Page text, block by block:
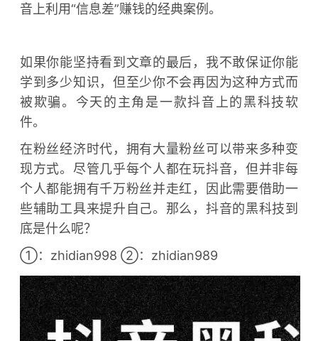
音上利用“信息差”赚钱的经典案例。
如果你能坚持看到文章的最后，我不敢保证你能
学到多少知识，但至少你不会再因为这种方式而
被欺骗。今天的主角是一款抖音上的黑科技软
件。
在粉丝经济时代，拥有大量粉丝可以带来多种变
现方式。尽管几乎每个人都在玩抖音，但并非每
个人都能拥有千万粉丝并走红，因此需要借助一
些辅助工具来提升自己。那么，抖音的黑科技到
底是什么呢？
①：zhidian998 ②：zhidian989